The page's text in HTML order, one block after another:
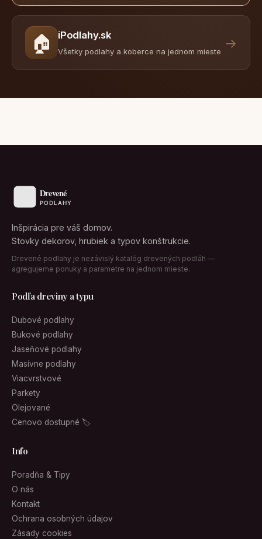
🏠 iPodlahy.sk
Všetky podlahy a koberce na jednom mieste
→
Inšpirácia pre váš domov.
Stovky dekorov, hrubiek a typov konštrukcie.
Drevené podlahy je nezávislý katalóg drevených podláh —
agregujeme ponuky a parametre na jednom mieste.
Podľa dreviny a typu
Dubové podlahy
Bukové podlahy
Jaseňové podlahy
Masívne podlahy
Viacvrstvové
Parkety
Olejované
Cenovo dostupné 🏷
Info
Poradňa & Tipy
O nás
Kontakt
Ochrana osobných údajov
Zásady cookies